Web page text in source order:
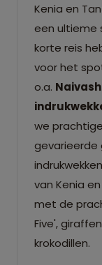
Kenia en
een ultieme
korte reis
voor het
o.a.
we
gevarieerde
van Kenia
met de
Five',
krokodillen.